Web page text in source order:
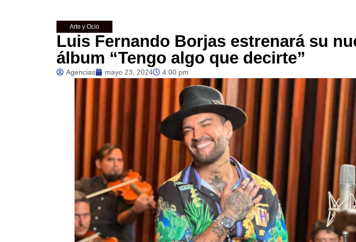
Arte y Ocio
Luis Fernando Borjas estrenará su
álbum “Tengo algo que decirte”
Agencias mayo 23, 2024 4:00 pm